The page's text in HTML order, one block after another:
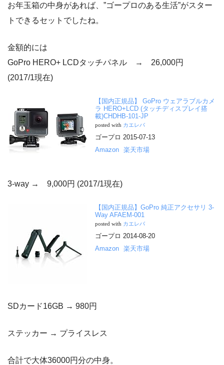
お年玉箱の中身があれば、”ゴープロのある生活”がスター
トできるセットでしたね。
金額的には
GoPro HERO+ LCDタッチパネル → 26,000円
(2017/1現在)
【国内正規品】 GoPro ウェアラブルカメ
ラ HERO+LCD (タッチディスプレイ搭
載)CHDHB-101-JP
posted with カエレバ
ゴープロ 2015-07-13
Amazon 楽天市場
3-way → 9,000円 (2017/1現在)
【国内正規品】GoPro 純正アクセサリ 3-
Way AFAEM-001
posted with カエレバ
ゴープロ 2014-08-20
Amazon 楽天市場
SDカード16GB → 980円
ステッカー → プライスレス
合計で大体36000円分の中身。